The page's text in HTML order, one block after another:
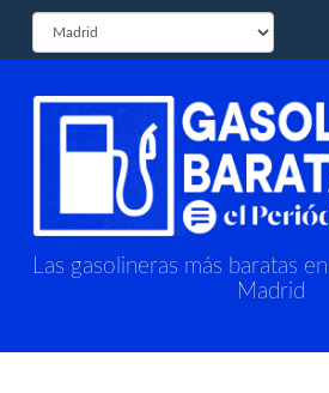
Las gasolineras más baratas
Madrid